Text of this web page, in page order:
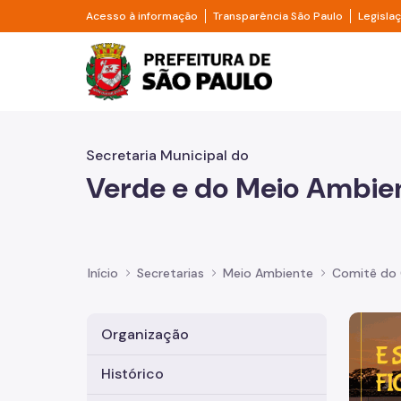
Pular para o Conteúdo principal
Acesso à informação Divisor de acesso à informação
Transparência São Paulo Divisor
Prefeitura de São
Secretaria Municipal do
Verde e do Meio
Início Secretarias Meio Ambiente Comitê do
Organização
Histórico